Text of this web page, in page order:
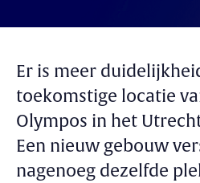
Er is meer
toekomstige locatie
Olympos in het
Een nieuw gebouw
nagenoeg dezelfde